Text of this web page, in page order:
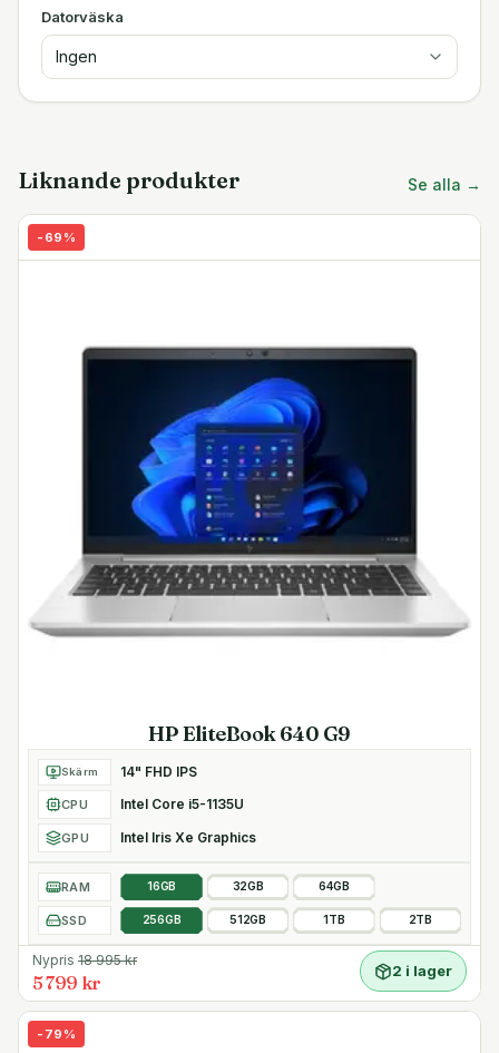
Datorväska
Ingen
Liknande produkter Se alla →
- 69 %
HP EliteBook 640 G9
Skärm 14" FHD IPS
CPU Intel Core i5-1135U
GPU Intel Iris Xe Graphics
RAM 16GB 32GB 64GB
SSD 256GB 512GB 1TB 2TB
Nypris 18 995kr
5 799 kr
2 i lager
- 79 %